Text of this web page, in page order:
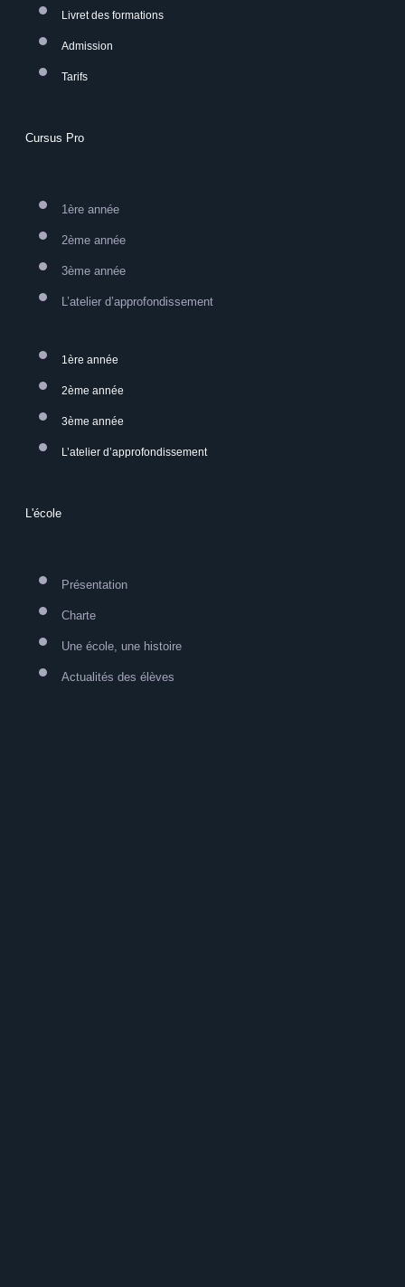
Livret des formations
Admission
Tarifs
Cursus Pro
1ère année
2ème année
3ème année
L’atelier d’approfondissement
1ère année
2ème année
3ème année
L’atelier d’approfondissement
L'école
Présentation
Charte
Une école, une histoire
Actualités des élèves